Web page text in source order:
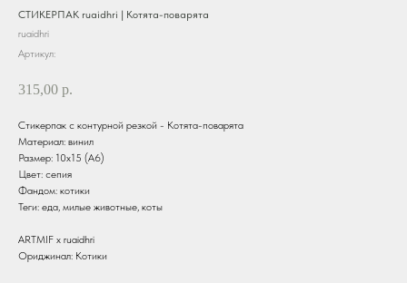
СТИКЕРПАК ruaidhri | Котята-поварята
ruaidhri
Артикул:
315,00 р.
Стикерпак с контурной резкой - Котята-поварята
Материал: винил
Размер: 10х15 (А6)
Цвет: сепия
Фандом: котики
Теги: еда, милые животные, коты
ARTMIF x ruaidhri
Ориджинал: Котики